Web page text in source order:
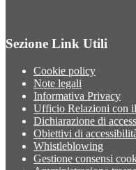
Sezione Link Utili
Cookie policy
Note legali
Informativa Privacy
Ufficio Relazioni con
Dichiarazione di
Obiettivi di
Whistleblowing
Gestione consensi